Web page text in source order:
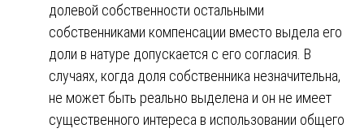
долевой собственности остальными
собственниками компенсации вместо выдела его
доли в натуре допускается с его согласия. В
случаях, когда доля собственника незначительна,
не может быть реально выделена и он не имеет
существенного интереса в использовании общего